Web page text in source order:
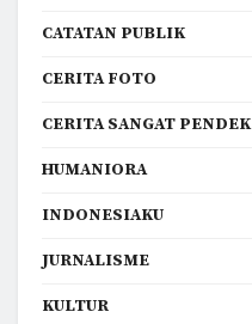
CATATAN PUBLIK
CERITA FOTO
CERITA SANGAT PENDEK
HUMANIORA
INDONESIAKU
JURNALISME
KULTUR